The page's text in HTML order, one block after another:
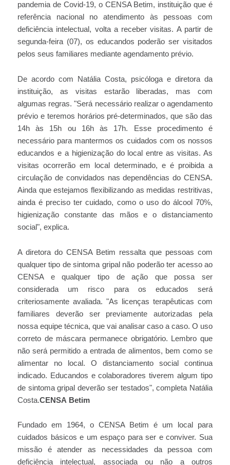
pandemia de Covid-19, o CENSA Betim, instituição que é
referência nacional no atendimento às pessoas com
deficiência intelectual, volta a receber visitas. A partir de
segunda-feira (07), os educandos poderão ser visitados
pelos seus familiares mediante agendamento prévio.
De acordo com Natália Costa, psicóloga e diretora da
instituição, as visitas estarão liberadas, mas com
algumas regras. "Será necessário realizar o agendamento
prévio e teremos horários pré-determinados, que são das
14h às 15h ou 16h às 17h. Esse procedimento é
necessário para mantermos os cuidados com os nossos
educandos e a higienização do local entre as visitas. As
visitas ocorrerão em local determinado, e é proibida a
circulação de convidados nas dependências do CENSA.
Ainda que estejamos flexibilizando as medidas restritivas,
ainda é preciso ter cuidado, como o uso do álcool 70%,
higienização constante das mãos e o distanciamento
social", explica.
A diretora do CENSA Betim ressalta que pessoas com
qualquer tipo de sintoma gripal não poderão ter acesso ao
CENSA e qualquer tipo de ação que possa ser
considerada um risco para os educados será
criteriosamente avaliada. "As licenças terapêuticas com
familiares deverão ser previamente autorizadas pela
nossa equipe técnica, que vai analisar caso a caso. O uso
correto de máscara permanece obrigatório. Lembro que
não será permitido a entrada de alimentos, bem como se
alimentar no local. O distanciamento social continua
indicado. Educandos e colaboradores tiverem algum tipo
de sintoma gripal deverão ser testados", completa Natália
Costa.CENSA Betim
Fundado em 1964, o CENSA Betim é um local para
cuidados básicos e um espaço para ser e conviver. Sua
missão é atender as necessidades da pessoa com
deficiência intelectual, associada ou não a outros